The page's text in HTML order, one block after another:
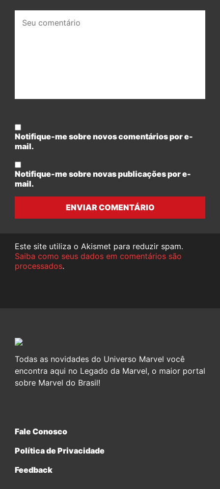
comentário:
Notifique-me sobre novos comentários por e-
mail.
Notifique-me sobre novas publicações por e-
mail.
ENVIAR COMENTÁRIO
Este site utiliza o Akismet para reduzir spam.
Saiba como seus dados em comentários são
processados.
Todas as novidades do Universo Marvel você
encontra aqui no Legado da Marvel, o maior portal
sobre Marvel do Brasil!
Fale Conosco
Política de Privacidade
Feedback